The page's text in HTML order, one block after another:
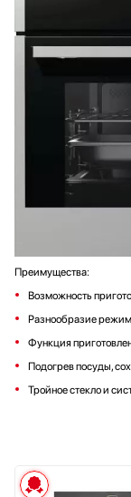
Преимущества:
Возможность
Разнообразие
Функция
Подогрев посуды,
Тройное стекло и